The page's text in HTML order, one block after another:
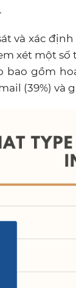
và xác
xét một
bao gồm
(39%) và